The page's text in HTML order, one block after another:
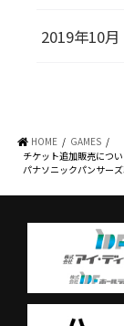
2019年10月
HOME
GAMES
チケット追加販売につい
パナソニックパンサー